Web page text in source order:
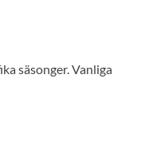
säsonger. Vanliga